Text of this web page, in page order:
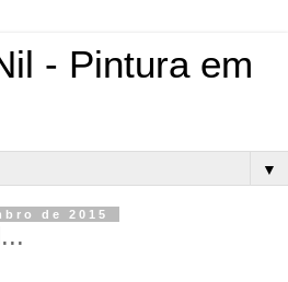
- Pintura em
▼
de 2015